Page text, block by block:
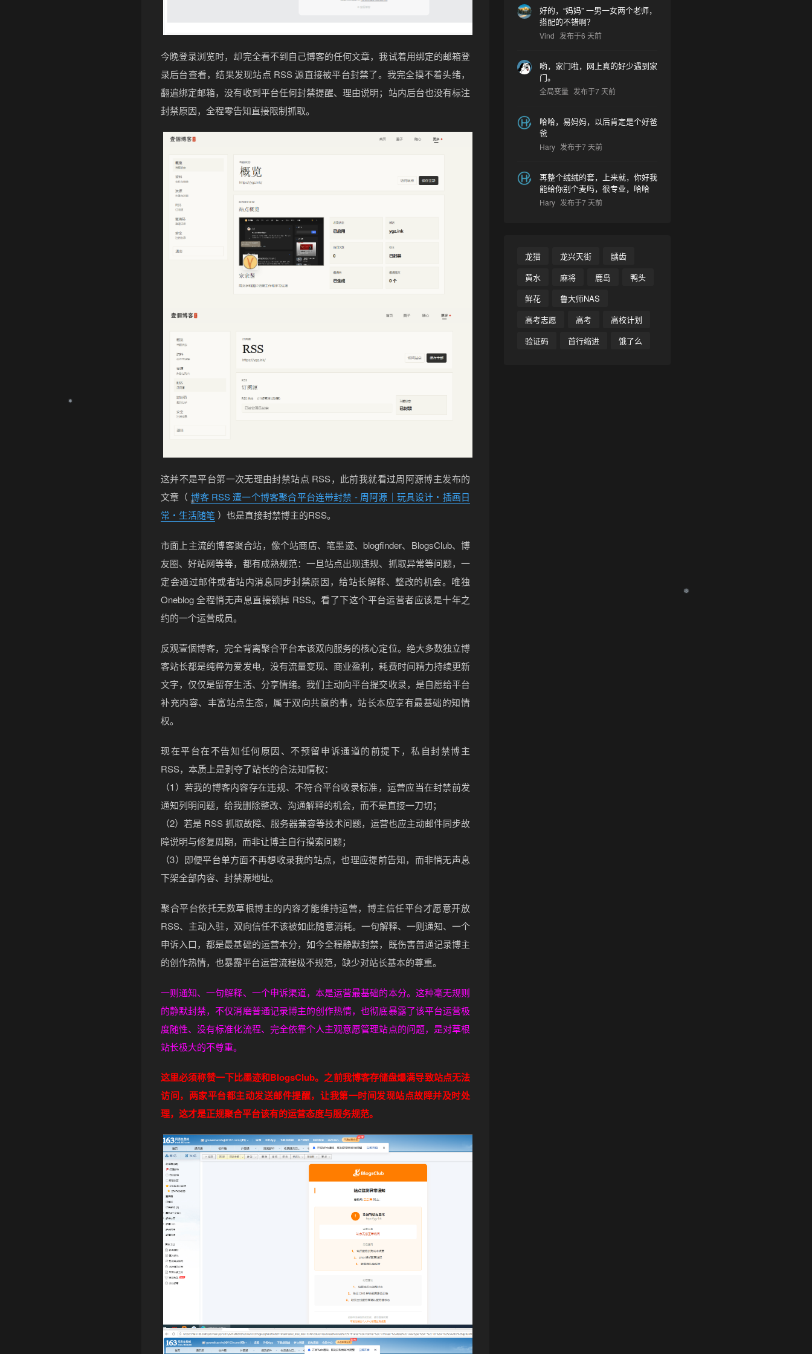
今晚登录浏览时，却完全看不到自己博客的任何文章，我试着用绑定的邮箱登
录后台查看，结果发现站点 RSS 源直接被平台封禁了。我完全摸不着头绪，
翻遍绑定邮箱，没有收到平台任何封禁提醒、理由说明；站内后台也没有标注
封禁原因，全程零告知直接限制抓取。
这并不是平台第一次无理由封禁站点 RSS，此前我就看过周阿源博主发布的
文章（ 博客 RSS 遭一个博客聚合平台连带封禁 - 周阿源｜玩具设计・插画日
常・生活随笔 ）也是直接封禁博主的RSS。
市面上主流的博客聚合站，像个站商店、笔墨迹、blogfinder、BlogsClub、博
友圈、好站网等等，都有成熟规范：一旦站点出现违规、抓取异常等问题，一
定会通过邮件或者站内消息同步封禁原因，给站长解释、整改的机会。唯独
Oneblog 全程悄无声息直接锁掉 RSS。看了下这个平台运营者应该是十年之
约的一个运营成员。
反观壹個博客，完全背离聚合平台本该双向服务的核心定位。绝大多数独立博
客站长都是纯粹为爱发电，没有流量变现、商业盈利，耗费时间精力持续更新
文字，仅仅是留存生活、分享情绪。我们主动向平台提交收录，是自愿给平台
补充内容、丰富站点生态，属于双向共赢的事，站长本应享有最基础的知情
权。
现在平台在不告知任何原因、不预留申诉通道的前提下，私自封禁博主
RSS，本质上是剥夺了站长的合法知情权：
（1）若我的博客内容存在违规、不符合平台收录标准，运营应当在封禁前发
通知列明问题，给我删除整改、沟通解释的机会，而不是直接一刀切；
（2）若是 RSS 抓取故障、服务器兼容等技术问题，运营也应主动邮件同步故
障说明与修复周期，而非让博主自行摸索问题；
（3）即便平台单方面不再想收录我的站点，也理应提前告知，而非悄无声息
下架全部内容、封禁源地址。
聚合平台依托无数草根博主的内容才能维持运营，博主信任平台才愿意开放
RSS、主动入驻，双向信任不该被如此随意消耗。一句解释、一则通知、一个
申诉入口，都是最基础的运营本分，如今全程静默封禁，既伤害普通记录博主
的创作热情，也暴露平台运营流程极不规范，缺少对站长基本的尊重。
一则通知、一句解释、一个申诉渠道，本是运营最基础的本分。这种毫无规则
的静默封禁，不仅消磨普通记录博主的创作热情，也彻底暴露了该平台运营极
度随性、没有标准化流程、完全依靠个人主观意愿管理站点的问题，是对草根
站长极大的不尊重。
这里必须称赞一下比墨迹和BlogsClub。之前我博客存储盘爆满导致站点无法
访问，两家平台都主动发送邮件提醒，让我第一时间发现站点故障并及时处
理，这才是正规聚合平台该有的运营态度与服务规范。
好的，“妈妈” 一男一女两个老师，
搭配的不错啊？
Vind 发布于6 天前
哟，家门啦，网上真的好少遇到家
门。
全局变量 发布于7 天前
哈哈，易妈妈，以后肯定是个好爸
爸
Hary 发布于7 天前
再整个绒绒的套，上来就，你好我
能给你别个麦吗，很专业，哈哈
Hary 发布于7 天前
龙猫 龙兴天街
龋齿
黄水
麻将 鹿岛
鸭头
鲜花
鲁大师NAS
高考志愿
高考
高校计划
验证码
首行缩进 饿了么